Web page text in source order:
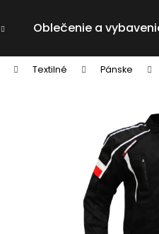
Oblečenie a
Textilné Pánske
Čo